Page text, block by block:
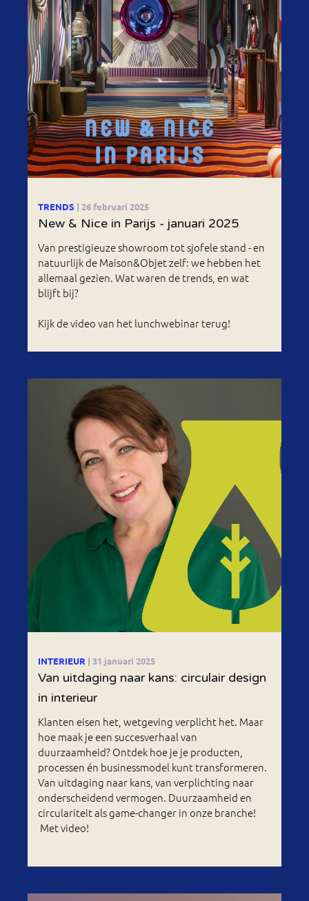
TRENDS | 26 februari 2025
New & Nice in Parijs - januari 2025
Van prestigieuze showroom tot sjofele stand - en
natuurlijk de Maison&Objet zelf: we hebben het
allemaal gezien. Wat waren de trends, en wat
blijft bij?
Kijk de video van het lunchwebinar terug!
INTERIEUR | 31 januari 2025
Van uitdaging naar kans: circulair design
in interieur
Klanten eisen het, wetgeving verplicht het. Maar
hoe maak je een succesverhaal van
duurzaamheid? Ontdek hoe je je producten,
processen én businessmodel kunt transformeren.
Van uitdaging naar kans, van verplichting naar
onderscheidend vermogen. Duurzaamheid en
circulariteit als game-changer in onze branche!
Met video!